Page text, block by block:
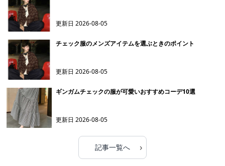
更新日2026-08-05
チェック服のメンズアイテムを選ぶときのポイント
更新日2026-08-05
ギンガムチェックの服が可愛いおすすめコーデ10選
更新日2026-08-05
記事一覧へ ›